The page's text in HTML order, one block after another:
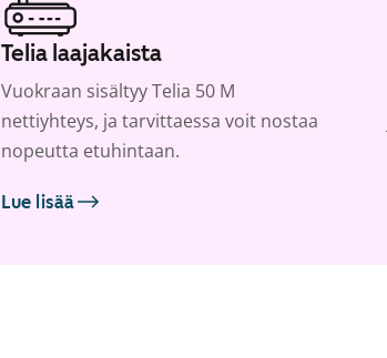
Telia laajakaista
Vuokraan sisältyy Telia 50 M
nettiyhteys, ja tarvittaessa voit nostaa
nopeutta etuhintaan.
Lue lisää